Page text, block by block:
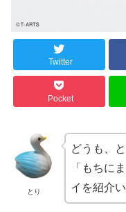
Twitter
Pocket
とり
どうも、と
「もちに
イを紹介